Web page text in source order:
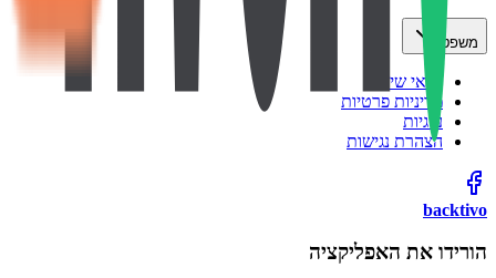
משפטי
תנאי שימוש
מדיניות פרטיות
עוגיות
הצהרת נגישות
backtivo
הורידו את האפליקציה